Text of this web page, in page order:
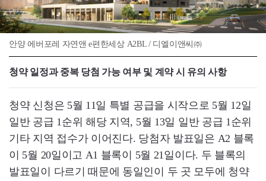
안양 에버포레 자연앤 e편한세상 A2BL / 디엘이앤씨㈜
청약 일정과 중복 당첨 가능 여부 및 계약 시 유의 사항
청약 신청은 5월 11일 특별 공급을 시작으로 5월 12일
일반 공급 1순위 해당 지역, 5월 13일 일반 공급 1순위
기타 지역 접수가 이어진다. 당첨자 발표일은 A2 블록
이 5월 20일이고 A1 블록이 5월 21일이다. 두 블록의
발표일이 다르기 때문에 동일인이 두 곳 모두에 청약